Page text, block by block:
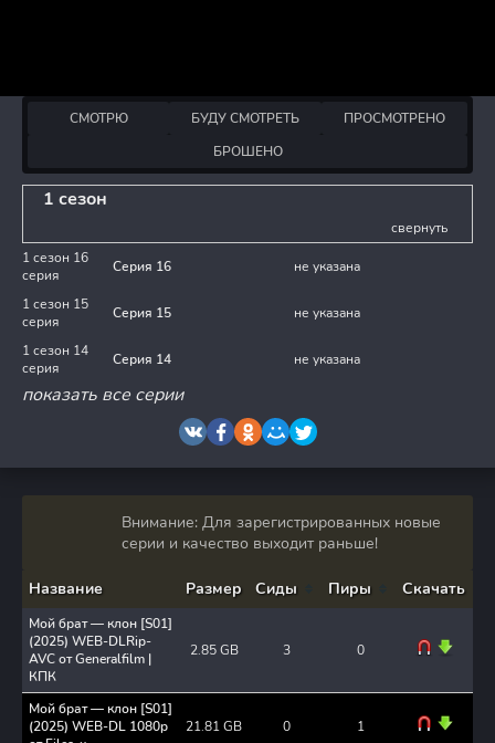
СМОТРЮ БУДУ СМОТРЕТЬ
ПРОСМОТРЕНО
БРОШЕНО
1 сезон
свернуть
1 сезон 16
серия
Серия 16 не указана
1 сезон 15
серия
Серия 15 не указана
1 сезон 14
серия
Серия 14 не указана
показать все серии
Внимание: Для зарегистрированных новые
серии и качество выходит раньше!
Название Размер Сиды Пиры Скачать
Мой брат — клон [S01]
(2025) WEB-DLRip-
AVC от Generalfilm |
КПК
2.85 GB 3 0
Мой брат — клон [S01]
(2025) WEB-DL 1080p
21.81 GB 0 1